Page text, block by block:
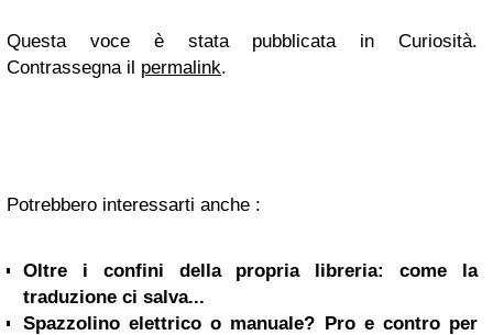
Questa voce è stata pubblicata in Curiosità.
Contrassegna il permalink.
Potrebbero interessarti anche :
Oltre i confini della propria libreria: come la
traduzione ci salva...
Spazzolino elettrico o manuale? Pro e contro per